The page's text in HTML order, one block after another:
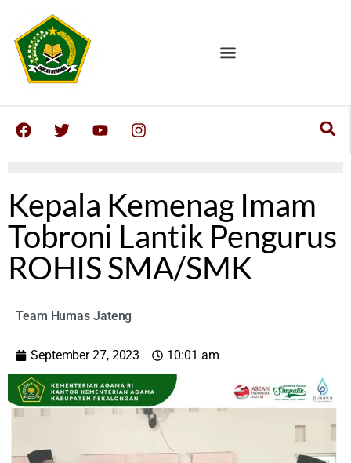
Kepala Kemenag Imam
Tobroni Lantik Pengurus
ROHIS SMA/SMK
Team Humas Jateng
September 27, 2023 10:01 am